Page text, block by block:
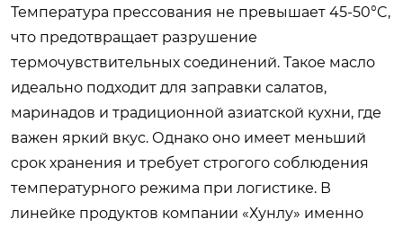
Температура прессования не превышает 45-50°C,
что предотвращает разрушение
термочувствительных соединений. Такое масло
идеально подходит для заправки салатов,
маринадов и традиционной азиатской кухни, где
важен яркий вкус. Однако оно имеет меньший
срок хранения и требует строгого соблюдения
температурного режима при логистике. В
линейке продуктов компании «Хунлу» именно